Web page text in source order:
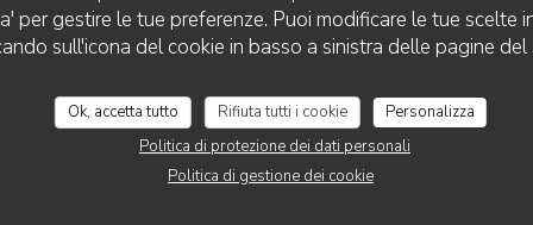
per gestire le tue preferenze. Puoi modificare le tue scelte
sull'icona del cookie in basso a sinistra delle pagine del
Ok, accetta tutto Rifiuta tutti i cookie
Personalizza
Politica di protezione dei dati personali
Politica di gestione dei cookie
AU ROI DU CAFÉ